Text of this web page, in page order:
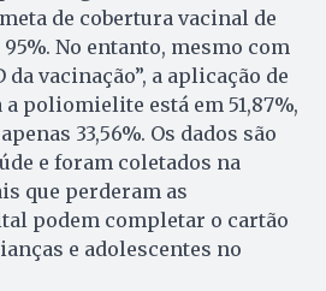
de cobertura vacinal de
No entanto, mesmo com
da vacinação”, a aplicação de
poliomielite está em 51,87%,
33,56%. Os dados são
e foram coletados na
que perderam as
podem completar o cartão
e adolescentes no